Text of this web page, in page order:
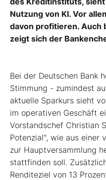
Nutzung von KI. Vor
davon profitieren. Auch
zeigt sich der
Bei der Deutschen Bank
Stimmung - zumindest
aktuelle Sparkurs sieht
im operativen Geschäft
Vorstandschef Christian
Potenzial", wie aus einer
zur Hauptversammlung
stattfinden soll.
Renditeziel von 13